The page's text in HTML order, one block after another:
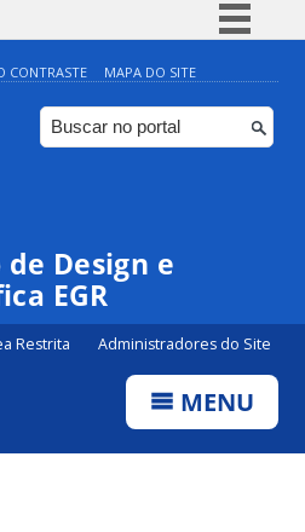
Simplifique!
Comunica BR
Participe
Canais
CONTRASTE MAPA DO SITE
Design e
EGR
Restrita Administradores do Site
MENU